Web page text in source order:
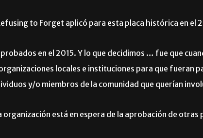
to Forget aplicó para esta placa histórica en el
en el 2015. Y lo que decidimos … fue que
locales e instituciones para que fueran
y/o miembros de la comunidad que querían
organización está en espera de la aprobación de otras